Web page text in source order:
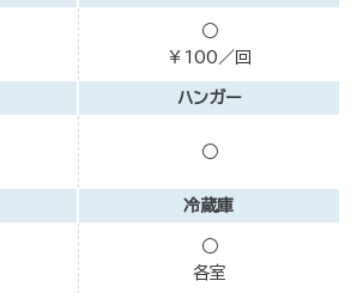
○
￥100／回
ハンガー
○
冷蔵庫
○
各室